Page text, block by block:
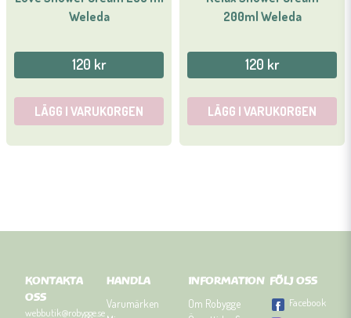
Weleda
120 kr
LÄGG I VARUKORGEN
200ml Weleda
120 kr
LÄGG I VARUKORGEN
KONTAKTA
OSS
webbutik@robygge.se
HANDLA
Varumärken
INFORMATION
Om Robygge
FÖLJ OSS
Facebook